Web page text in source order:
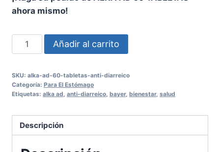
ahora mismo!
ALKA
AD
TABLETAS
-
para
Añadir al carrito
SKU: alka-ad-60-tabletas-anti-diarreico
Categoría: Para El Estómago
Etiquetas: alka ad anti-diarreico bayer, bienestar, salud
Descripción